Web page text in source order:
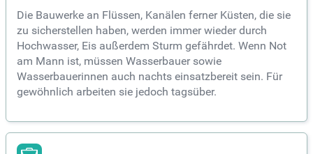
Die Bauwerke an Flüssen, Kanälen ferner Küsten, die sie
zu sicherstellen haben, werden immer wieder durch
Hochwasser, Eis außerdem Sturm gefährdet. Wenn Not
am Mann ist, müssen Wasserbauer sowie
Wasserbauerinnen auch nachts einsatzbereit sein. Für
gewöhnlich arbeiten sie jedoch tagsüber.